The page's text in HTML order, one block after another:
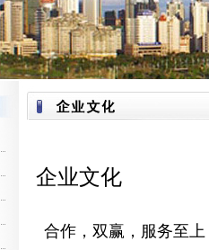
企业文化
合作，双赢，服务至